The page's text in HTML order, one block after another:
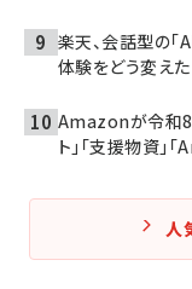
楽天、会話型の「
体験をどう変えた
Amazonが令和8
ト」「支援物資」
人